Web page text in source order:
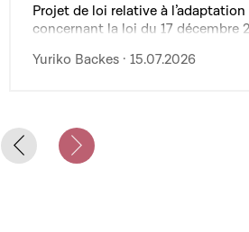
Projet de loi relative à
concernant la loi du 17 décembre
Yuriko Backes · 15.07.2026
Previous slide
Next slide